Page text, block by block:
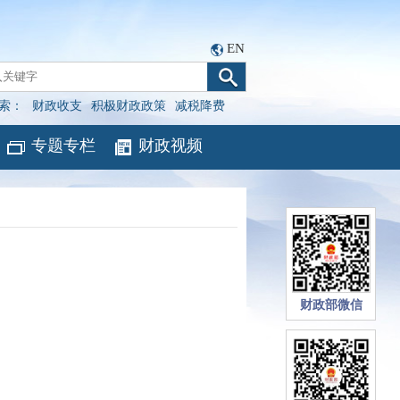
EN
： 财政收支 积极财政政策 减税降费
专题专栏 财政视频
财政部微信